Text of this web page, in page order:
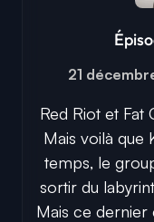
21
Red Riot et
Mais voilà que
temps, le
sortir du
Mais ce